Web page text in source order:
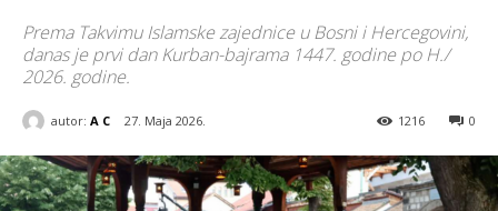
Prema Takvimu Islamske zajednice u Bosni i Hercegovini,
danas je prvi dan Kurban-bajrama 1447. godine po H./
2026. godine.
autor: A C 27. Maja 2026. 0
1216